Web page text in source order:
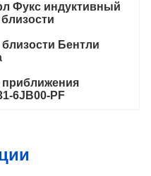
Фукс индуктивный
близости Бентли
приближения
6JB00-PF